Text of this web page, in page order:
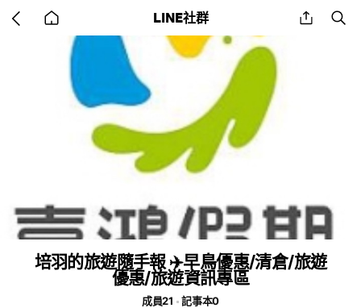
back
to
home
LINE社群 share
培羽的旅遊隨手報 ✈️早鳥優惠/清倉/旅遊
優惠/旅遊資訊專區
成員21 記事本0